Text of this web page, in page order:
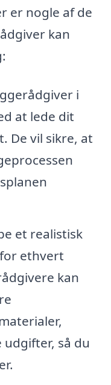
er nogle af de
kan
i
at lede dit
De vil sikre, at
et realistisk
ethvert
kan
så du